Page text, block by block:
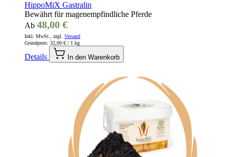
HippoMiX Gastralin
Bewährt für magenempfindliche Pferde
Ab 48,00 €
Inkl. MwSt., zzgl. Versand
Grundpreis: 32,00 € / 1 kg
Details In den Warenkorb